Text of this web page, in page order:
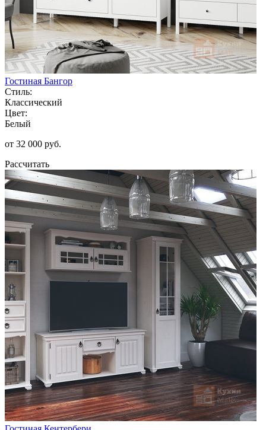
Гостиная Бангор
Стиль:
Классический
Цвет:
Белый
от 32 000 руб.
Рассчитать